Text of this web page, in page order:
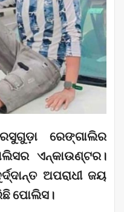
ରେଙ୍ଗାଲିର
ଏନ୍‌କାଉଣ୍ଟର।
ଅପରାଧୀ ଜୟ
ପୋଲିସ।